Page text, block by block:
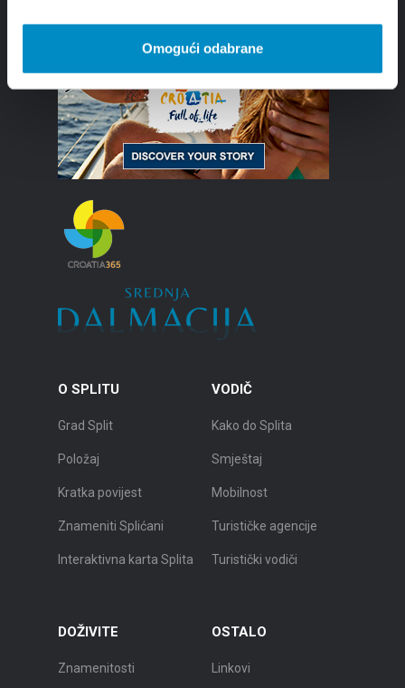
Omogući odabrane
O SPLITU
Grad Split
Položaj
Kratka povijest
Znameniti Splićani
Interaktivna karta Splita
VODIČ
Kako do Splita
Smještaj
Mobilnost
Turističke agencije
Turistički vodiči
DOŽIVITE
Znamenitosti
OSTALO
Linkovi